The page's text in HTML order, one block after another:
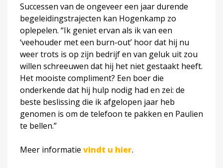
Successen van de ongeveer een jaar durende
begeleidingstrajecten kan Hogenkamp zo
oplepelen. “Ik geniet ervan als ik van een
‘veehouder met een burn-out’ hoor dat hij nu
weer trots is op zijn bedrijf en van geluk uit zou
willen schreeuwen dat hij het niet gestaakt heeft.
Het mooiste compliment? Een boer die
onderkende dat hij hulp nodig had en zei: de
beste beslissing die ik afgelopen jaar heb
genomen is om de telefoon te pakken en Paulien
te bellen.”
Meer informatie vindt u hier.